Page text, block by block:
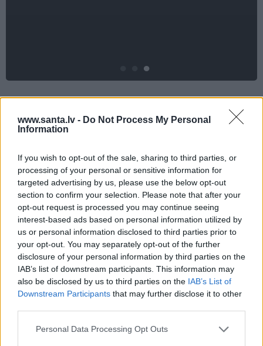
www.santa.lv - Do Not Process My Personal
Information
If you wish to opt-out of the sale, sharing to third parties, or
processing of your personal or sensitive information for
targeted advertising by us, please use the below opt-out
section to confirm your selection. Please note that after your
opt-out request is processed you may continue seeing
interest-based ads based on personal information utilized by
us or personal information disclosed to third parties prior to
your opt-out. You may separately opt-out of the further
disclosure of your personal information by third parties on the
IAB’s list of downstream participants. This information may
also be disclosed by us to third parties on the IAB’s List of
Downstream Participants that may further disclose it to other
Personal Data Processing Opt Outs
Nekas šajā periodā nenotiek nejauši.
Horoskops visām zīmēm no 6. līdz 12.
augustam